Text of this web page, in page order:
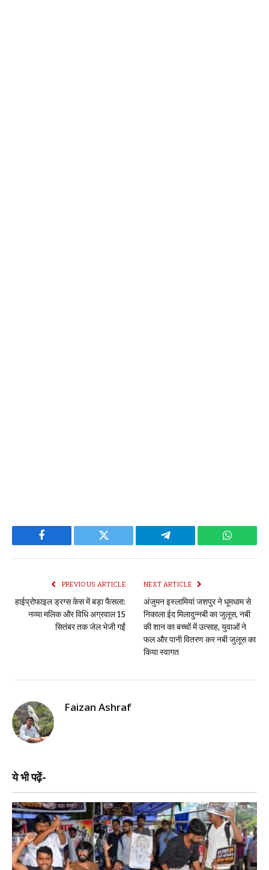
Facebook Twitter Telegram
PREVIOUS ARTICLE
हाईप्रोफाइल ड्रग्स केस में बड़ा फैसला:
नव्या मलिक और विधि अग्रवाल 15
सितंबर तक जेल भेजी गईं
NEXT ARTICLE
अंजुमन इस्लामियां जशपुर ने धूमधाम से
निकाला ईद मिलादुन्नबी का जुलूस, नबी
की शान का बच्चों में उत्साह, युवाओं ने
फल और पानी वितरण कर नबी जुलूस का
किया स्वागत
Faizan Ashraf
ये भी पढ़ें-